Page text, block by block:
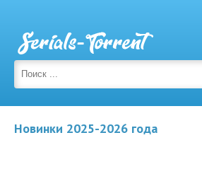
Новинки 2025-2026 года